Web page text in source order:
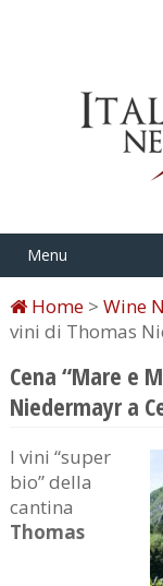
Menu
Home> Wine
vini di Thomas
Cena “Mare e
Niedermayr a
I vini “super
bio” della
cantina
Thomas